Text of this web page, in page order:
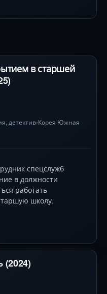
в старшей
, детектив•Корея Южная
спецслужб
в должности
работать
школу.
(2024)